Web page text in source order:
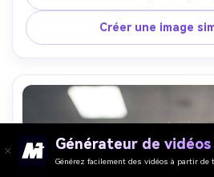
symétrique, ambiance avant-
réaliste des cheveux et pores
résolution, grading
Créer une image
Générateur de vidéos
Générez facilement des vidéos à partir de